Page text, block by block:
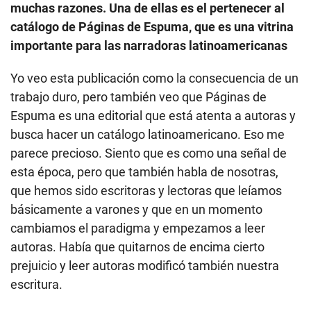
muchas razones. Una de ellas es el pertenecer al
catálogo de Páginas de Espuma, que es una vitrina
importante para las narradoras latinoamericanas
Yo veo esta publicación como la consecuencia de un
trabajo duro, pero también veo que Páginas de
Espuma es una editorial que está atenta a autoras y
busca hacer un catálogo latinoamericano. Eso me
parece precioso. Siento que es como una señal de
esta época, pero que también habla de nosotras,
que hemos sido escritoras y lectoras que leíamos
básicamente a varones y que en un momento
cambiamos el paradigma y empezamos a leer
autoras. Había que quitarnos de encima cierto
prejuicio y leer autoras modificó también nuestra
escritura.